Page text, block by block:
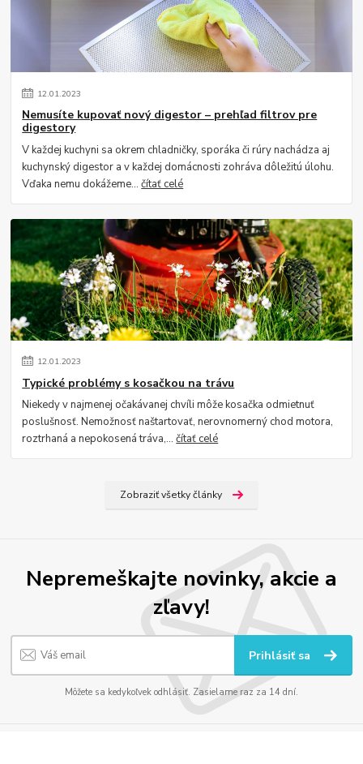
12.01.2023
Nemusíte kupovať nový digestor – prehľad filtrov pre
digestory
V každej kuchyni sa okrem chladničky, sporáka či rúry nachádza aj
kuchynský digestor a v každej domácnosti zohráva dôležitú úlohu.
Vďaka nemu dokážeme...čítať celé
12.01.2023
Typické problémy s kosačkou na trávu
Niekedy v najmenej očakávanej chvíli môže kosačka odmietnuť
poslušnosť. Nemožnosť naštartovať, nerovnomerný chod motora,
roztrhaná a nepokosená tráva,...čítať celé
Zobraziť všetky články
Nepremeškajte novinky, akcie a
zľavy!
Prihlásiť sa
Môžete sa kedykoľvek odhlásiť. Zasielame raz za 14 dní.